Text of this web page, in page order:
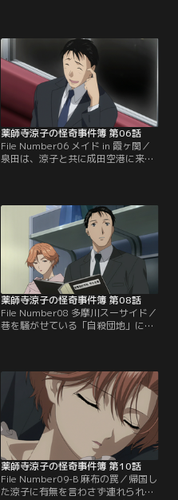
面会を許可される。その数字とは、
DK製薬が機密に進めてきた違法の細
胞実験のプロジェクトナンバーであ
った。その頃、4人の人間が腹を裂
かれて殺害される事件が起こってい
た…。【提供：バンダイチャンネ
ル】
薬師寺涼子の怪奇事件簿 第06話
File Number06 メイド in 霞ヶ関／
泉田は、涼子と共に成田空港に来て
迎えて涼子の自宅へと戻るが、途中
で彼女たちや泉田を乗せた地下鉄が
突然急停止してしまう。その先頭車
両に駆けつけた彼らは、土煙の中に
巨大な生命体の影をとらえて…。
【提供：バンダイチャンネル】
薬師寺涼子の怪奇事件簿 第08話
File Number08 多摩川スーサイド／
巷を騒がせている「自殺団地」に関
ものだった。そして、自殺団地から
飛び降りた被害者の緑川が勤めてい
た多摩音響研究所で事件の情報収集
を行う中、2人は超音波を出す昆虫
の研究をしている吾妻という講師と
出会い…。【提供：バンダイチャン
ネル】
薬師寺涼子の怪奇事件簿 第10話
File Number09-B 麻布の罠／帰国し
た涼子に有無を言わさず連れられた